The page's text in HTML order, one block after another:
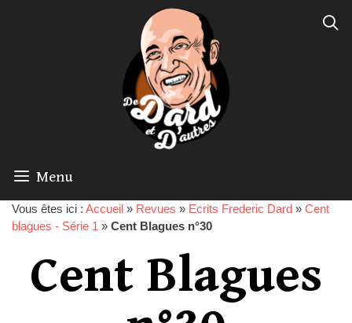
Menu
Vous êtes ici : Accueil » Revues » Ecrits Frederic Dard » Cent
blagues - Série 1 » Cent Blagues n°30
Cent Blagues